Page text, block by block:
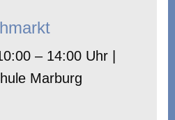
– 14:00 Uhr |
Marburg